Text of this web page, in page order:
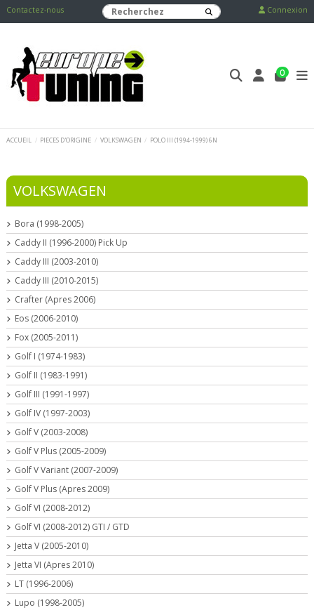
Contactez-nous Connexion
0
ACCUEIL PIECES D'ORIGINE VOLKSWAGEN POLO III (1994-1999) 6N
VOLKSWAGEN
Bora (1998-2005)
Caddy II (1996-2000) Pick Up
Caddy III (2003-2010)
Caddy III (2010-2015)
Crafter (Apres 2006)
Eos (2006-2010)
Fox (2005-2011)
Golf I (1974-1983)
Golf II (1983-1991)
Golf III (1991-1997)
Golf IV (1997-2003)
Golf V (2003-2008)
Golf V Plus (2005-2009)
Golf V Variant (2007-2009)
Golf V Plus (Apres 2009)
Golf VI (2008-2012)
Golf VI (2008-2012) GTI / GTD
Jetta V (2005-2010)
Jetta VI (Apres 2010)
LT (1996-2006)
Lupo (1998-2005)